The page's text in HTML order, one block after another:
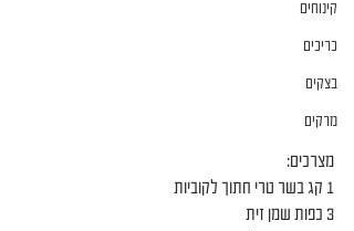
קינוחים
כריכים
בצקים
מרקים
מצרכים:
1 קג בשר טרי חתוך לקוביות
3 כפות שמן זית